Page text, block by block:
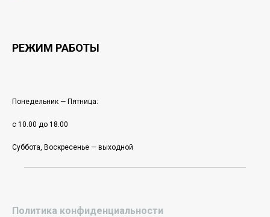
РЕЖИМ РАБОТЫ
Понедельник — Пятница:
с 10.00 до 18.00
Суббота, Воскресенье — выходной
Политика конфиденциальности